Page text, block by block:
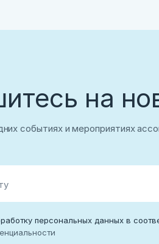
на
событиях и мероприятиях
персональных данных в